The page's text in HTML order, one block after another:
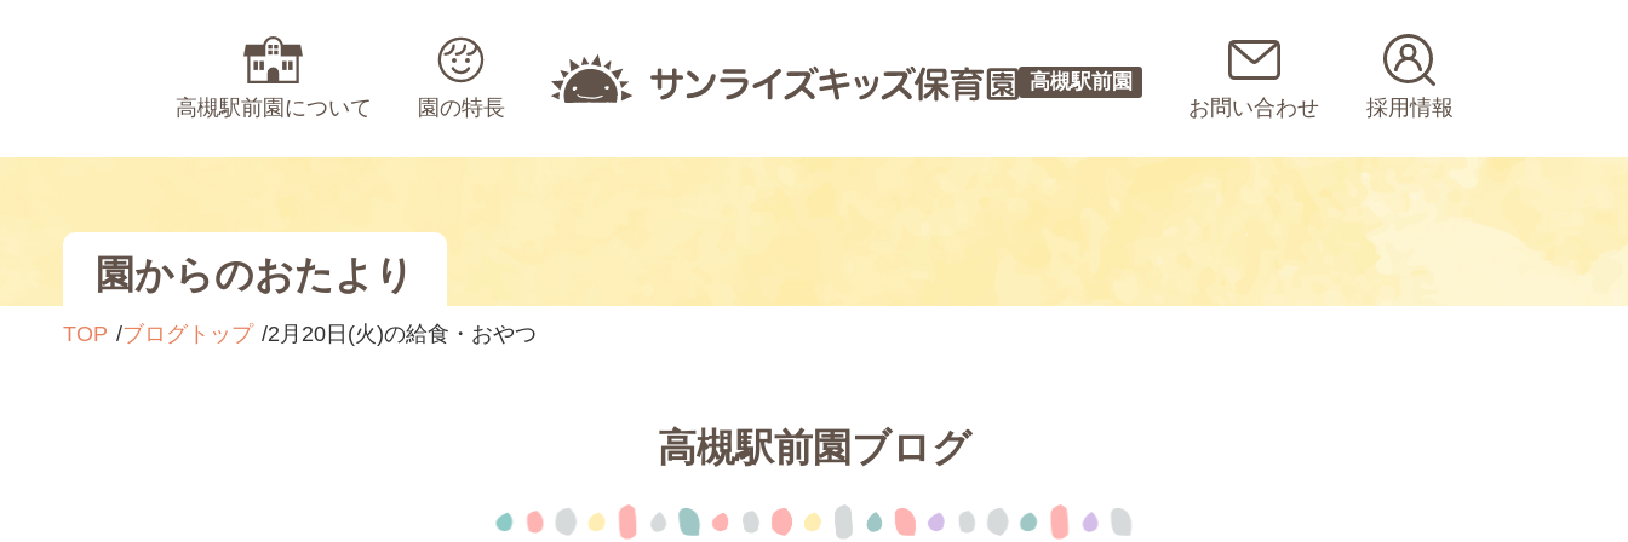
高槻駅前園について 園の特長
高槻駅前園
お問い合わせ 採用情報
園からのおたより
TOP ブログトップ 2月20日(火)の給食・おやつ
高槻駅前園ブログ